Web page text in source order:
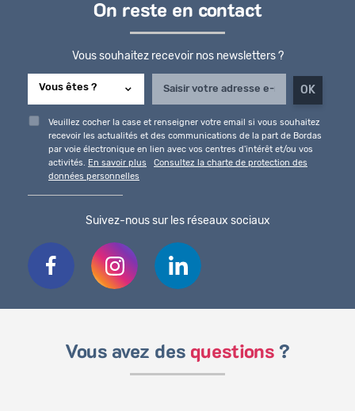
On reste en contact
Vous souhaitez recevoir nos newsletters ?
Veuillez cocher la case et renseigner votre email si vous souhaitez
recevoir les actualités et des communications de la part de Bordas
par voie électronique en lien avec vos centres d'intérêt et/ou vos
activités.
En savoir plus
Consultez la charte de protection des
données personnelles
Suivez-nous sur les réseaux sociaux
Vous avez des questions ?